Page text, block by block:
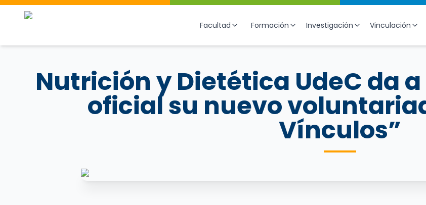
Facultad Formación Investigación Vinculación
Nutrición y Dietética UdeC da
oficial su nuevo
Vínculos”